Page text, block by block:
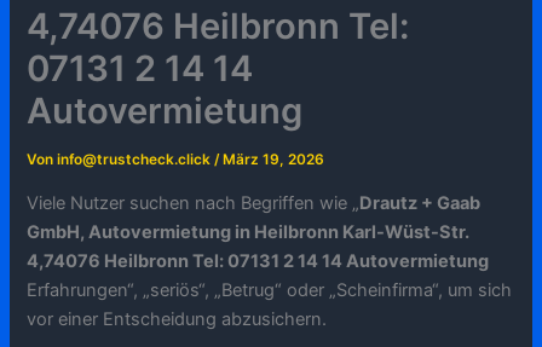
4,74076 Heilbronn Tel:
07131 2 14 14
Autovermietung
Voninfo@trustcheck.click/ März 19, 2026
Viele Nutzer suchen nach Begriffen wie „Drautz + Gaab
GmbH, Autovermietung in Heilbronn Karl-Wüst-Str.
4,74076 Heilbronn Tel: 07131 2 14 14 Autovermietung
Erfahrungen“, „seriös“, „Betrug“ oder „Scheinfirma“, um sich
vor einer Entscheidung abzusichern.